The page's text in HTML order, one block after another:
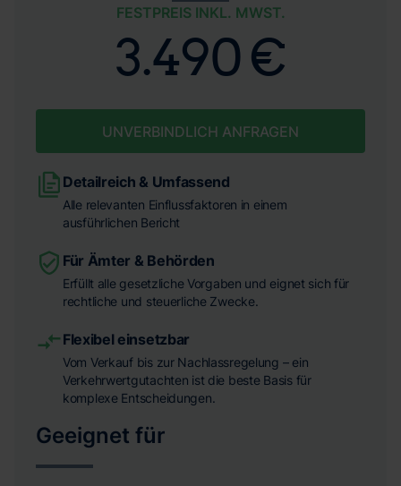
FESTPREIS INKL. MWST.
3.490 €
UNVERBINDLICH ANFRAGEN
Detailreich & Umfassend
Alle relevanten Einflussfaktoren in einem
ausführlichen Bericht
Für Ämter & Behörden
Erfüllt alle gesetzliche Vorgaben und eignet sich für
rechtliche und steuerliche Zwecke.
Flexibel einsetzbar
Vom Verkauf bis zur Nachlassregelung – ein
Verkehrwertgutachten ist die beste Basis für
komplexe Entscheidungen.
Geeignet für